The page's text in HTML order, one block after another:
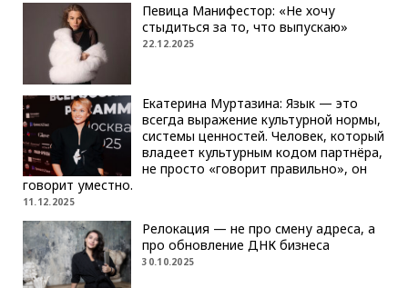
Певица Манифестор: «Не хочу
стыдиться за то, что выпускаю»
22.12.2025
Екатерина Муртазина: Язык — это
всегда выражение культурной нормы,
системы ценностей. Человек, который
владеет культурным кодом партнёра,
не просто «говорит правильно», он
говорит уместно.
11.12.2025
Релокация — не про смену адреса, а
про обновление ДНК бизнеса
30.10.2025